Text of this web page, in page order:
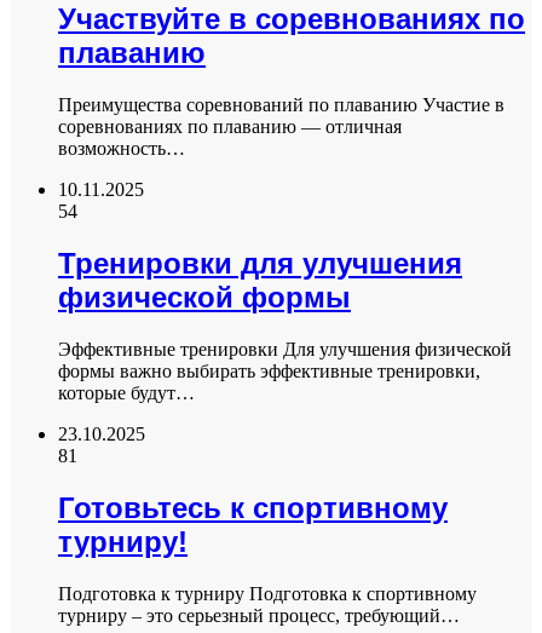
Участвуйте в соревнованиях по
плаванию
Преимущества соревнований по плаванию Участие в
соревнованиях по плаванию — отличная
возможность…
10.11.2025
54
Тренировки для улучшения
физической формы
Эффективные тренировки Для улучшения физической
формы важно выбирать эффективные тренировки,
которые будут…
23.10.2025
81
Готовьтесь к спортивному
турниру!
Подготовка к турниру Подготовка к спортивному
турниру – это серьезный процесс, требующий…